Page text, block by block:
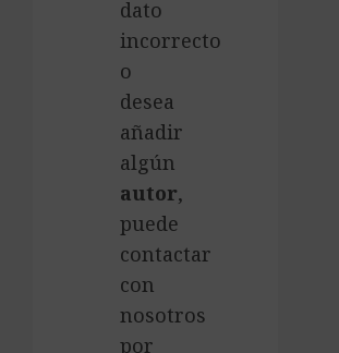
dato
incorrecto
o
desea
añadir
algún
autor,
puede
contactar
con
nosotros
por